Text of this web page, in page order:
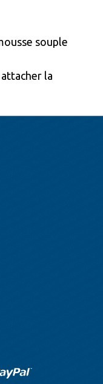
souple
la